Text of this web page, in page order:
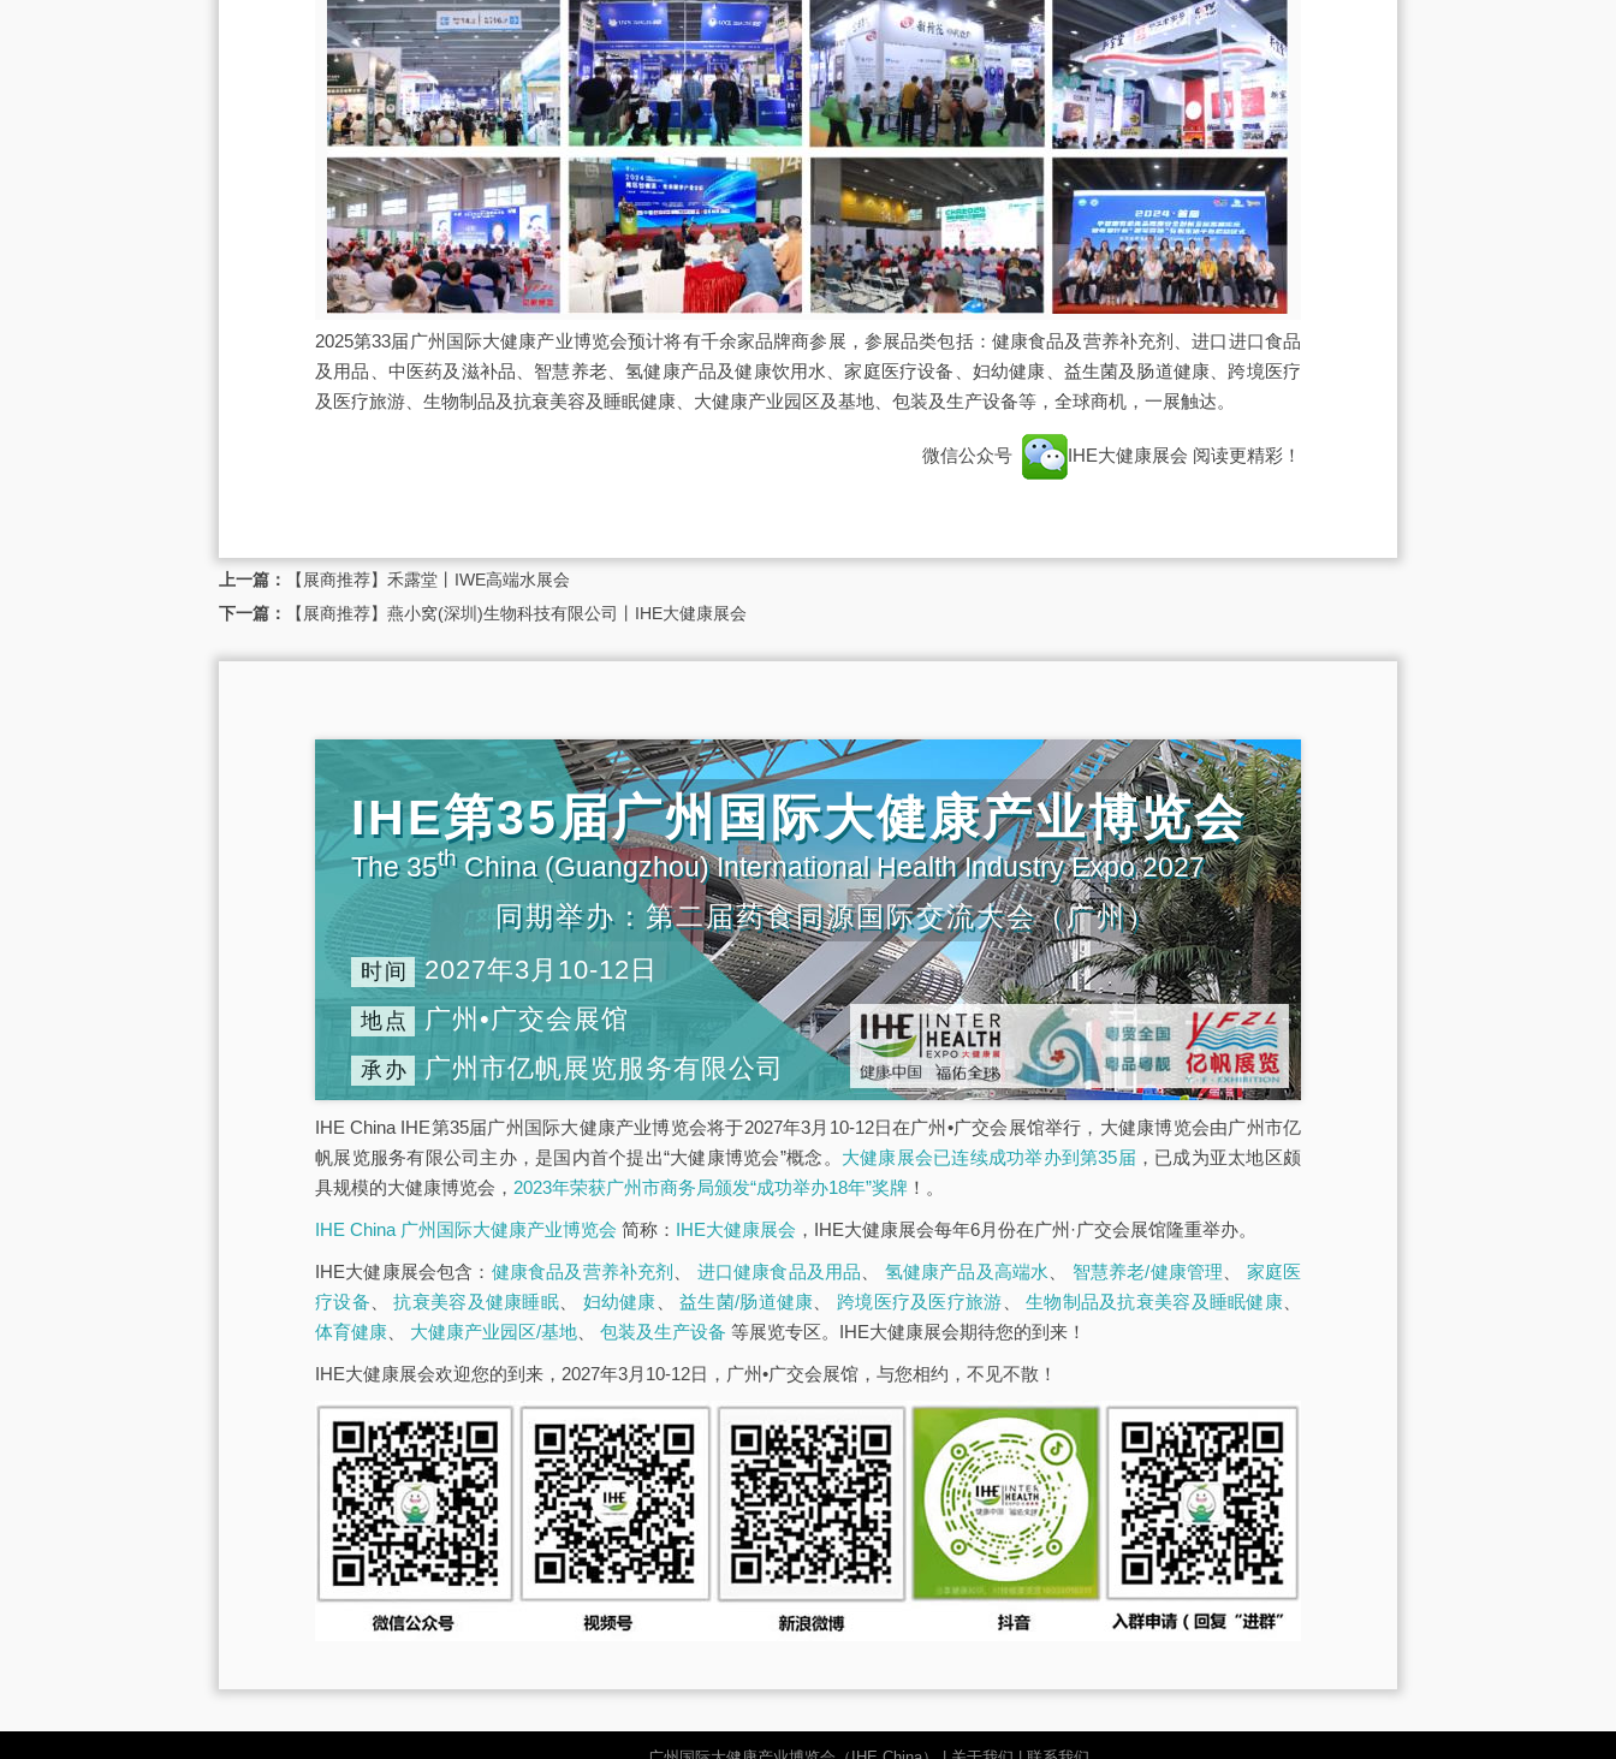
2025第33届广州国际大健康产业博览会预计将有千余家品牌商参展，参展品类包括：健康食品及营养补充剂、进口进口食品
及用品、中医药及滋补品、智慧养老、氢健康产品及健康饮用水、家庭医疗设备、妇幼健康、益生菌及肠道健康、跨境医疗
及医疗旅游、生物制品及抗衰美容及睡眠健康、大健康产业园区及基地、包装及生产设备等，全球商机，一展触达。
微信公众号 IHE大健康展会 阅读更精彩！
上一篇：
【展商推荐】禾露堂丨IWE高端水展会
下一篇：
【展商推荐】燕小窝(深圳)生物科技有限公司丨IHE大健康展会
IHE第35届广州国际大健康产业博览会
The 35thChina (Guangzhou) International Health Industry Expo 2027
同期举办：第二届药食同源国际交流大会（广州）
时间 2027年3月10-12日
地点 广州•广交会展馆
承办 广州市亿帆展览服务有限公司
IHE China IHE第35届广州国际大健康产业博览会将于2027年3月10-12日在广州•广交会展馆举行，大健康博览会由广州市亿
帆展览服务有限公司主办，是国内首个提出“大健康博览会”概念。 大健康展会已连续成功举办到第35届 ，已成为亚太地区颇
具规模的大健康博览会， 2023年荣获广州市商务局颁发“成功举办18年”奖牌 ！。
IHE China 广州国际大健康产业博览会 简称： IHE大健康展会 ，IHE大健康展会每年6月份在广州·广交会展馆隆重举办。
IHE大健康展会包含： 健康食品及营养补充剂 进口健康食品及用品 氢健康产品及高端水 智慧养老/健康管理
家庭医
疗设备 、抗衰美容及健康睡眠、 妇幼健康 、益生菌/肠道健康 跨境医疗及医疗旅游 、生物制品及抗衰美容及睡眠健康
体育健康
大健康产业园区/基地 包装及生产设备 等展览专区。IHE大健康展会期待您的到来！
IHE大健康展会欢迎您的到来，2027年3月10-12日，广州•广交会展馆，与您相约，不见不散！